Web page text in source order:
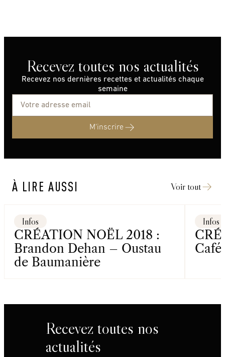
Recevez toutes nos actualités
Recevez nos dernières recettes et actualités chaque
semaine
M'inscrire
À LIRE AUSSI Voir tout
Infos
CRÉATION NOËL 2018 :
Brandon Dehan – Oustau
de Baumanière
Infos
Recevez toutes nos
actualités